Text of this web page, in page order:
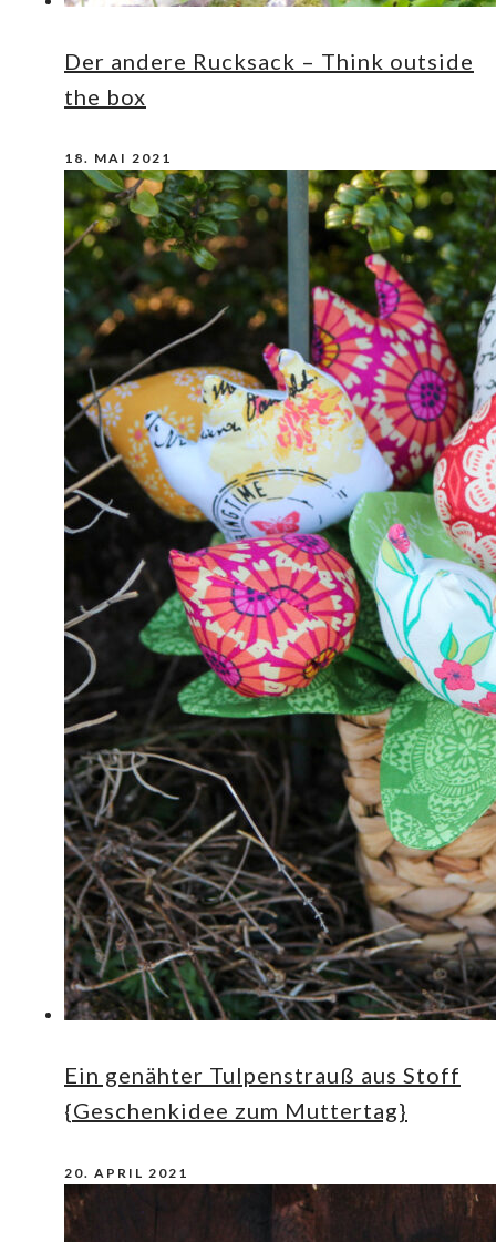
Der andere Rucksack – Think outside
the box
18. MAI 2021
Ein genähter Tulpenstrauß aus Stoff
{Geschenkidee zum Muttertag}
20. APRIL 2021